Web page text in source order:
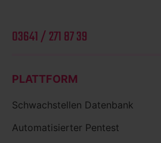
03641 / 271 87 39
PLATTFORM
Schwachstellen Datenbank
Automatisierter Pentest